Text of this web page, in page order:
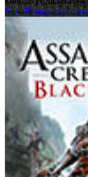
Suscribirse a este